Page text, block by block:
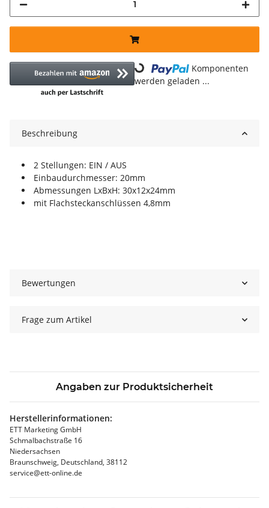
Loading...
Komponenten
werden geladen ...
Beschreibung
2 Stellungen: EIN / AUS
Einbaudurchmesser: 20mm
Abmessungen LxBxH: 30x12x24mm
mit Flachsteckanschlüssen 4,8mm
Bewertungen
Frage zum Artikel
Angaben zur Produktsicherheit
Herstellerinformationen:
ETT Marketing GmbH
Schmalbachstraße 16
Niedersachsen
Braunschweig, Deutschland, 38112
service@ett-online.de